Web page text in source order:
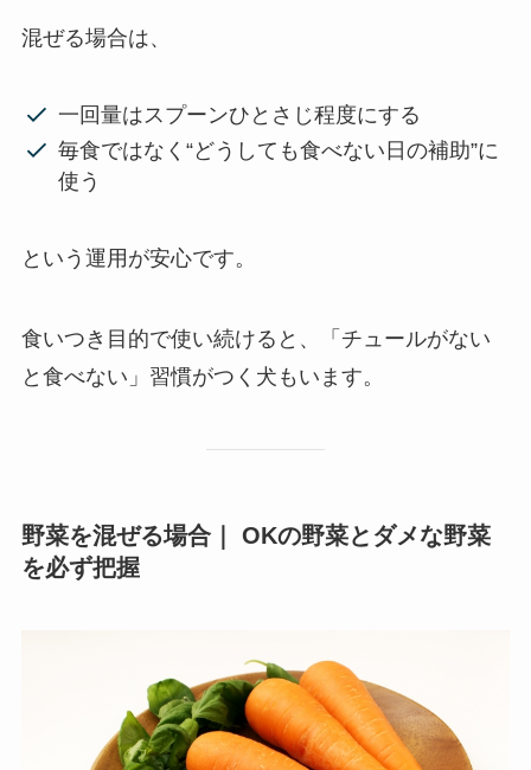
混ぜる場合は、
一回量はスプーンひとさじ程度にする
毎食ではなく“どうしても食べない日の補助”に
使う
という運用が安心です。
食いつき目的で使い続けると、「チュールがない
と食べない」習慣がつく犬もいます。
野菜を混ぜる場合｜ OKの野菜とダメな野菜
を必ず把握